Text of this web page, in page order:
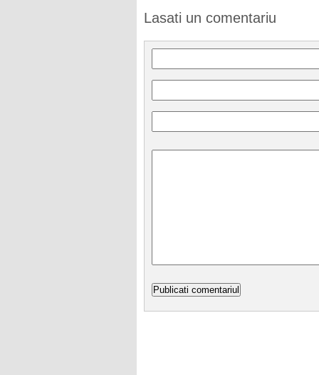
Lasati un comentariu